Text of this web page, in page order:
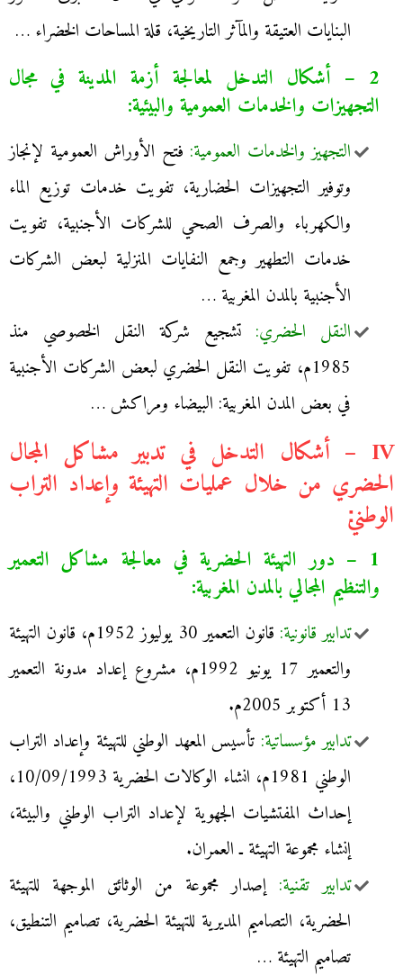
البنايات العتيقة والمآثر التاريخية، قلة المساحات الخضراء …
2 – أشكال التدخل لمعالجة أزمة المدينة في مجال
التجهيزات والخدمات العمومية والبيئية:
التجهيز والخدمات العمومية: فتح الأوراش العمومية لإنجاز
وتوفير التجهيزات الحضارية، تفويت خدمات توزيع الماء
والكهرباء والصرف الصحي للشركات الأجنبية، تفويت
خدمات التطهير وجمع النفايات المنزلية لبعض الشركات
الأجنبية بالمدن المغربية …
النقل الحضري: تشجيع شركة النقل الخصوصي منذ
1985م، تفويت النقل الحضري لبعض الشركات الأجنبية
في بعض المدن المغربية: البيضاء ومراكش …
IV – أشكال التدخل في تدبير مشاكل المجال
الحضري من خلال عمليات التهيئة وإعداد التراب
الوطني׃
1 – دور التهيئة الحضرية في معالجة مشاكل التعمير
والتنظيم المجالي بالمدن المغربية:
تدابير قانونية:
قانون التعمير 30 يوليوز 1952م، قانون التهيئة
والتعمير 17 يونيو 1992م، مشروع إعداد مدونة التعمير
13 أكتوبر 2005م.
تدابير مؤسساتية: تأسيس المعهد الوطني للتهيئة وإعداد التراب
الوطني 1981م، انشاء الوكالات الحضرية 10/09/1993،
إحداث المفتشيات الجهوية لإعداد التراب الوطني والبيئة،
إنشاء مجموعة التهيئة ـ العمران.
تدابير تقنية: إصدار مجموعة من الوثائق الموجهة للتهيئة
الحضرية، التصاميم المديرية للتهيئة الحضرية، تصاميم التنطيق،
تصاميم التهيئة …